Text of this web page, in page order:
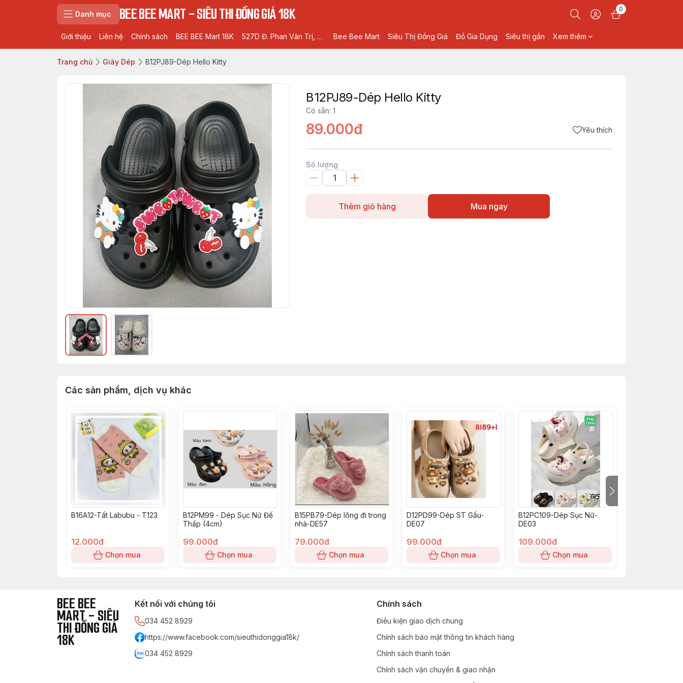
Danh mục BEE BEE MART - SIÊU THI ĐỒNG GIÁ 18K 0
Giới thiệu Liên hệ Chính sách BEE BEE Mart 18K 527D Đ. Phan Văn Trị, Phường 5, Gò Vấp, Hồ Chí Minh Bee Bee Mart Siêu Thị Đồng Giá Đồ Gia Dụng Siêu thị gần Xem thêm
Trang chủ Giày Dép B12PJ89-Dép Hello Kitty
B12PJ89-Dép Hello Kitty
Có sẵn: 1
89.000đ Yêu thích
Số lượng
Thêm giỏ hàng Mua ngay
Các sản phẩm, dịch vụ khác
B16A12-Tất Labubu - T123
12.000đ
Chọn mua
B12PM99 - Dép Sục Nữ Đế
Thấp (4cm)
99.000đ
Chọn mua
B15PB79-Dép lông đi trong
nhà-DE57
79.000đ
Chọn mua
D12PD99-Dép ST Gấu-
DE07
99.000đ
Chọn mua
B12PC109-Dép Sục Nữ-
DE03
109.000đ
Chọn mua
BEE BEE
MART - SIÊU
THI ĐỒNG GIÁ
18K
Kết nối với chúng tôi
034 452 8929
https://www.facebook.com/sieuthidonggia18k/
034 452 8929
Chính sách
Điều kiện giao dịch chung
Chính sách bảo mật thông tin khách hàng
Chính sách thanh toán
Chính sách vận chuyển & giao nhận